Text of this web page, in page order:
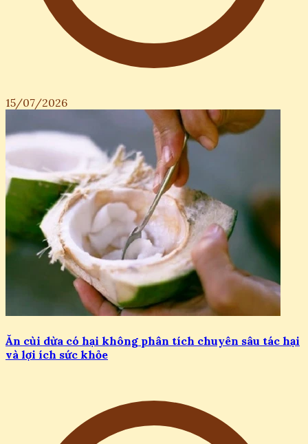
15/07/2026
Ăn cùi dừa có hại không phân tích chuyên sâu tác hại
và lợi ích sức khỏe